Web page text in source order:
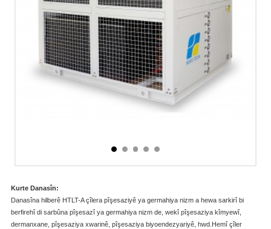
Kurte Danasîn:
Danasîna hilberê HTLT-A çîlera pîşesaziyê ya germahiya nizm a hewa sarkirî bi
berfirehî di sarbûna pîşesazî ya germahiya nizm de, wekî pîşesaziya kîmyewî,
dermanxane, pîşesaziya xwarinê, pîşesaziya biyoendezyariyê, hwd.Hemî çîler